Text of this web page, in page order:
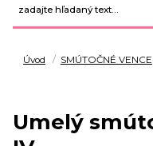
Úvod SMÚTOČNÉ VENCE
Umelý